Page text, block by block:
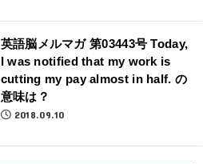
英語脳メルマガ 第03443号 Today,
I was notified that my work is
cutting my pay almost in half. の
意味は？
2018.09.10